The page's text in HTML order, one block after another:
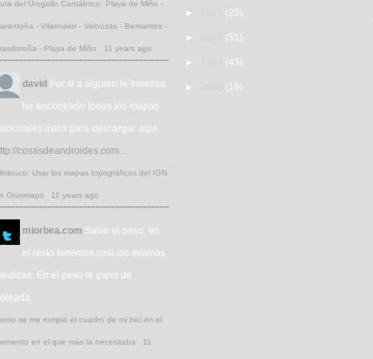
del Urogallo Cantábrico: Playa de Miño -
- Vilarmaior - Velouzas - Bemantes -
- Playa de Miño · 11 years ago
david Por si a alguien le interesa
he encontrado todos los mapas
listos para descargar aqui
cosasdeandroides.com...
Usar los mapas topográficos del IGN
Oruxmaps · 11 years ago
miorbea.com Salvo el peso, en
el resto tenemos casi las mismas
En el peso te gano de
se me rompió el cuadro de mi bici en el
en el que más la necesitaba · 11
► (29)
► (51)
► (43)
► (19)